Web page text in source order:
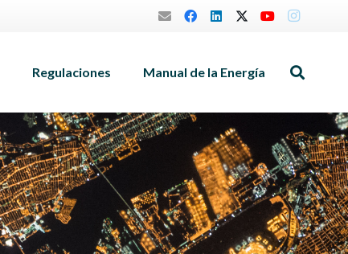
Regulaciones Manual de la Energía